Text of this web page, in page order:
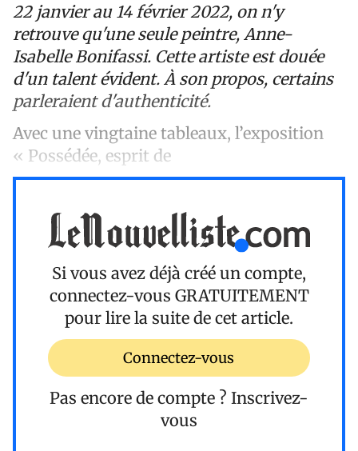
22 janvier au 14 février 2022, on n'y
retrouve qu'une seule peintre, Anne-
Isabelle Bonifassi. Cette artiste est douée
d'un talent évident. À son propos, certains
parleraient d'authenticité.
Avec une vingtaine tableaux, l’exposition
« Possédée, esprit de
Si vous avez déjà créé un compte,
connectez-vous GRATUITEMENT
pour lire la suite de cet article.
Connectez-vous
Pas encore de compte ? Inscrivez-
vous